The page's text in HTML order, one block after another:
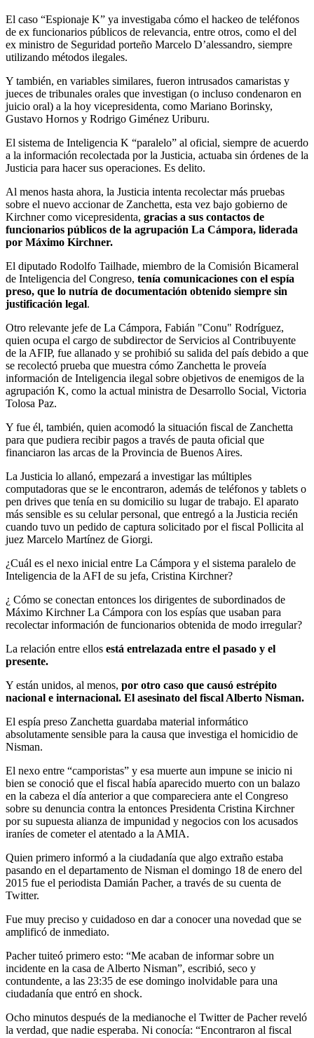
El caso “Espionaje K” ya investigaba cómo el hackeo de teléfonos
de ex funcionarios públicos de relevancia, entre otros, como el del
ex ministro de Seguridad porteño Marcelo D’alessandro, siempre
utilizando métodos ilegales.
Y también, en variables similares, fueron intrusados camaristas y
jueces de tribunales orales que investigan (o incluso condenaron en
juicio oral) a la hoy vicepresidenta, como Mariano Borinsky,
Gustavo Hornos y Rodrigo Giménez Uriburu.
El sistema de Inteligencia K “paralelo” al oficial, siempre de acuerdo
a la información recolectada por la Justicia, actuaba sin órdenes de la
Justicia para hacer sus operaciones. Es delito.
Al menos hasta ahora, la Justicia intenta recolectar más pruebas
sobre el nuevo accionar de Zanchetta, esta vez bajo gobierno de
Kirchner como vicepresidenta, gracias a sus contactos de
funcionarios públicos de la agrupación La Cámpora, liderada
por Máximo Kirchner.
El diputado Rodolfo Tailhade, miembro de la Comisión Bicameral
de Inteligencia del Congreso, tenía comunicaciones con el espía
preso, que lo nutría de documentación obtenido siempre sin
justificación legal.
Otro relevante jefe de La Cámpora, Fabián "Conu" Rodríguez,
quien ocupa el cargo de subdirector de Servicios al Contribuyente
de la AFIP, fue allanado y se prohibió su salida del país debido a que
se recolectó prueba que muestra cómo Zanchetta le proveía
información de Inteligencia ilegal sobre objetivos de enemigos de la
agrupación K, como la actual ministra de Desarrollo Social, Victoria
Tolosa Paz.
Y fue él, también, quien acomodó la situación fiscal de Zanchetta
para que pudiera recibir pagos a través de pauta oficial que
financiaron las arcas de la Provincia de Buenos Aires.
La Justicia lo allanó, empezará a investigar las múltiples
computadoras que se le encontraron, además de teléfonos y tablets o
pen drives que tenía en su domicilio su lugar de trabajo. El aparato
más sensible es su celular personal, que entregó a la Justicia recién
cuando tuvo un pedido de captura solicitado por el fiscal Pollicita al
juez Marcelo Martínez de Giorgi.
¿Cuál es el nexo inicial entre La Cámpora y el sistema paralelo de
Inteligencia de la AFI de su jefa, Cristina Kirchner?
¿ Cómo se conectan entonces los dirigentes de subordinados de
Máximo Kirchner La Cámpora con los espías que usaban para
recolectar información de funcionarios obtenida de modo irregular?
La relación entre ellos está entrelazada entre el pasado y el
presente.
Y están unidos, al menos, por otro caso que causó estrépito
nacional e internacional. El asesinato del fiscal Alberto Nisman.
El espía preso Zanchetta guardaba material informático
absolutamente sensible para la causa que investiga el homicidio de
Nisman.
El nexo entre “camporistas” y esa muerte aun impune se inicio ni
bien se conoció que el fiscal había aparecido muerto con un balazo
en la cabeza el día anterior a que compareciera ante el Congreso
sobre su denuncia contra la entonces Presidenta Cristina Kirchner
por su supuesta alianza de impunidad y negocios con los acusados
iraníes de cometer el atentado a la AMIA.
Quien primero informó a la ciudadanía que algo extraño estaba
pasando en el departamento de Nisman el domingo 18 de enero del
2015 fue el periodista Damián Pacher, a través de su cuenta de
Twitter.
Fue muy preciso y cuidadoso en dar a conocer una novedad que se
amplificó de inmediato.
Pacher tuiteó primero esto: “Me acaban de informar sobre un
incidente en la casa de Alberto Nisman”, escribió, seco y
contundente, a las 23:35 de ese domingo inolvidable para una
ciudadanía que entró en shock.
Ocho minutos después de la medianoche el Twitter de Pacher reveló
la verdad, que nadie esperaba. Ni conocía: “Encontraron al fiscal